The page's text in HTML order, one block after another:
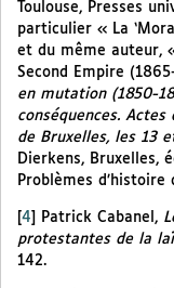
Toulouse, Presses
particulier « La
et du même auteur, «
Second Empire
en mutation (1850-
conséquences.
de Bruxelles, les 13
Dierkens, Bruxelles,
Problèmes d’histoire
[4] Patrick Cabanel,
protestantes de la
142.